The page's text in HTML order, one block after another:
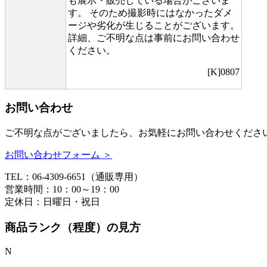
す。 そのため撮影時にはなかったダメ
ージや劣化が生じることがございます。
詳細、ご不明な点は事前にお問い合わせ
ください。
[K]0807
お問い合わせ
ご不明な点がございましたら、お気軽にお問い合わせくださ
お問い合わせフォーム ＞
TEL：06-4309-6651（通販専用）
営業時間：10：00～19：00
定休日：日曜日・祝日
商品ランク（程度）の見方
N